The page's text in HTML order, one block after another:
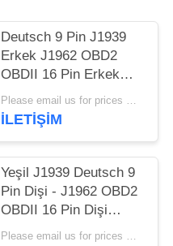
Deutsch 9 Pin J1939
Erkek J1962 OBD2
OBDII 16 Pin Erkek
Adaptörü
Please email us for prices MOQ:100'lü
İLETIŞIM
Yeşil J1939 Deutsch 9
Pin Dişi - J1962 OBD2
OBDII 16 Pin Dişi
Adaptör
Please email us for prices MOQ:100'lü